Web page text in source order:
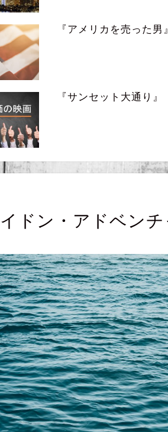
『アメリカを売った
『サンセット大通り
イドン・アドベン